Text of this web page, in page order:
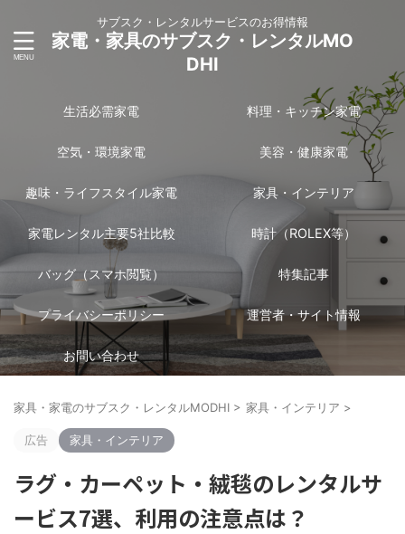
サブスク・レンタルサービスのお得情報
家電・家具のサブスク・レンタルMO
DHI
生活必需家電 料理・キッチン家電
空気・環境家電 美容・健康家電
趣味・ライフスタイル家電 家具・インテリア
家電レンタル主要5社比較 時計（ROLEX等）
バッグ（スマホ閲覧） 特集記事
プライバシーポリシー 運営者・サイト情報
お問い合わせ
家具・家電のサブスク・レンタルMODHI > 家具・インテリア >
広告 家具・インテリア
ラグ・カーペット・絨毯のレンタルサ
ービス7選、利用の注意点は？